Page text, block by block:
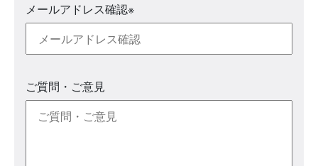
メールアドレス確認※
ご質問・ご意見